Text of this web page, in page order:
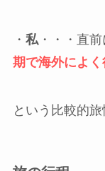
・ 私・・・直前
期で海外によ
という比較的